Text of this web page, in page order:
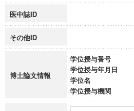
医中誌ID
その他ID
博士論文情報
学位授与番号
学位授与年月日
学位名
学位授与機関